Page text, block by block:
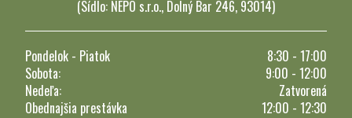
(Sídlo: NEPO s.r.o., Dolný Bar 246, 93014)
Pondelok - Piatok
8:30 - 17:00
Sobota:
9:00 - 12:00
Nedeľa:
Zatvorená
Obednajšia prestávka
12:00 - 12:30